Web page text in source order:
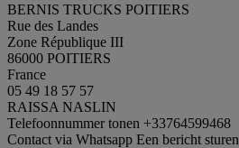
BERNIS TRUCKS POITIERS
Rue des Landes
Zone République III
86000 POITIERS
France
05 49 18 57 57
RAISSA NASLIN
Telefoonnummer tonen +33764599468
Contact via Whatsapp Een bericht sturen